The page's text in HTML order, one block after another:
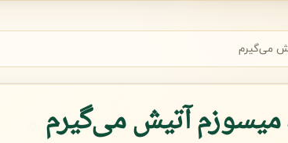
می‌گیرم
میسوزم آتیش می‌گیرم